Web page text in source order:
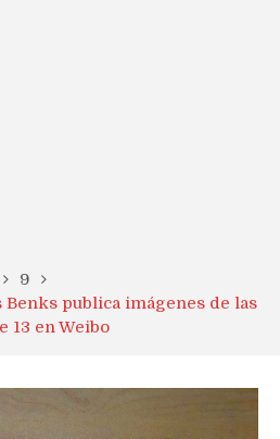
9
Benks publica imágenes de las
13 en Weibo